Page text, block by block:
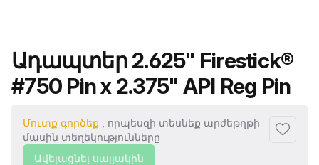
Ապրանքի անվանումը
Ադապտեր 2.625" Firestick®
#750 Pin x 2.375" API Reg Pin
Մուտք գործեք , որպեսզի տեսնեք արժեթղթի
մասին տեղեկությունները
Ավելացնել սայլակին